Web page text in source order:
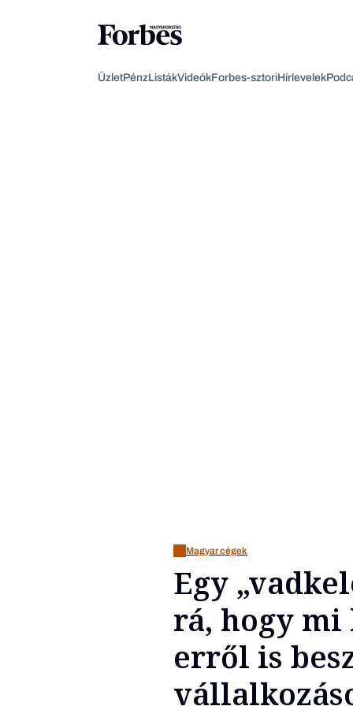
ÜzletPénzListákVideókForbes-sztoriHírlevelek
Magyar cégek
Egy
rá, hogy mi
erről is